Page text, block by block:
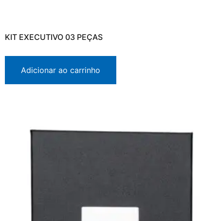
KIT EXECUTIVO 03 PEÇAS
Adicionar ao carrinho